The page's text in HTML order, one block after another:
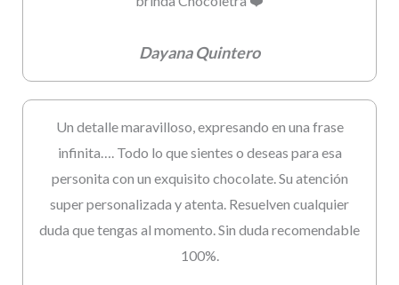
Dayana Quintero
Un detalle maravilloso, expresando en una frase
infinita…. Todo lo que sientes o deseas para esa
personita con un exquisito chocolate. Su atención
super personalizada y atenta. Resuelven cualquier
duda que tengas al momento. Sin duda recomendable
100%.